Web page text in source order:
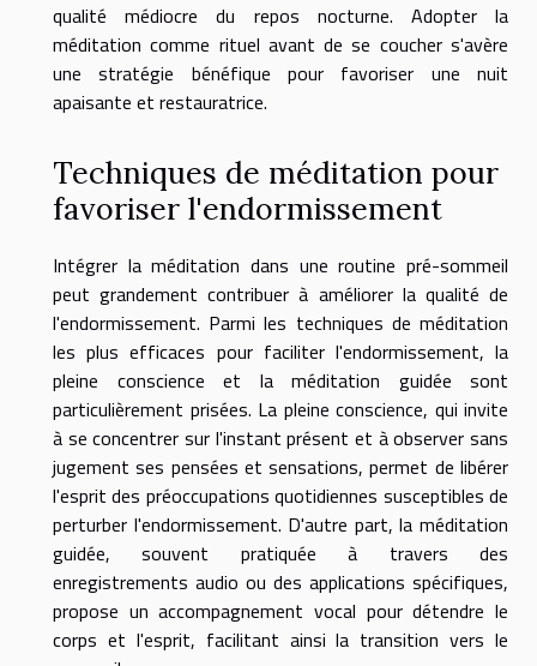
qualité médiocre du repos nocturne. Adopter la
méditation comme rituel avant de se coucher s'avère
une stratégie bénéfique pour favoriser une nuit
apaisante et restauratrice.
Techniques de méditation pour
favoriser l'endormissement
Intégrer la méditation dans une routine pré-sommeil
peut grandement contribuer à améliorer la qualité de
l'endormissement. Parmi les techniques de méditation
les plus efficaces pour faciliter l'endormissement, la
pleine conscience et la méditation guidée sont
particulièrement prisées. La pleine conscience, qui invite
à se concentrer sur l'instant présent et à observer sans
jugement ses pensées et sensations, permet de libérer
l'esprit des préoccupations quotidiennes susceptibles de
perturber l'endormissement. D'autre part, la méditation
guidée, souvent pratiquée à travers des
enregistrements audio ou des applications spécifiques,
propose un accompagnement vocal pour détendre le
corps et l'esprit, facilitant ainsi la transition vers le